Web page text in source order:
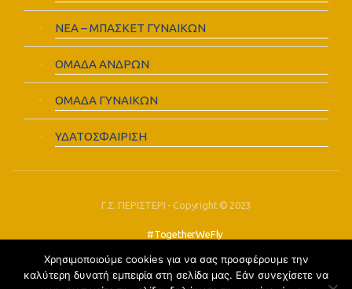
ΝΕΑ – ΜΠΑΣΚΕΤ ΓΥΝΑΙΚΩΝ
ΟΜΑΔΑ ΑΝΔΡΩΝ
ΟΜΑΔΑ ΓΥΝΑΙΚΩΝ
ΥΔΑΤΟΣΦΑΙΡΙΣΗ
Γ.Σ. ΠΕΡΙΣΤΕΡΙ - Copyright © 2023
#TogetherWeFly
FOLLOW US:
Χρησιμοποιούμε cookies για να σας προσφέρουμε την
καλύτερη δυνατή εμπειρία στη σελίδα μας. Εάν συνεχίσετε να